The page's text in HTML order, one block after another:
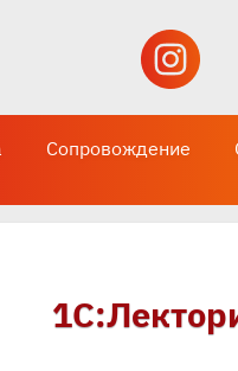
Сопровождение